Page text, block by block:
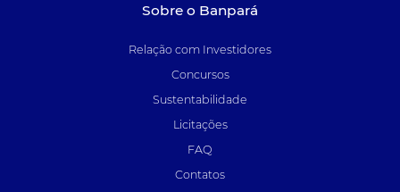
Sobre o Banpará
Relação com Investidores
Concursos
Sustentabilidade
Licitações
FAQ
Contatos